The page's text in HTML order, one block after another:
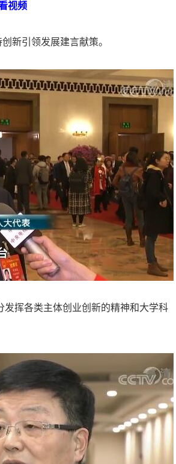
视频
新引领发展建言献策。
挥各类主体创业创新的精神和大学科